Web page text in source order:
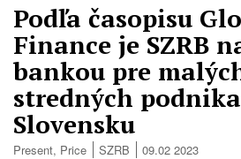
Podľa časopisu
Finance je SZRB
bankou pre
stredných
Slovensku
Present, Price SZRB 09.02 2023